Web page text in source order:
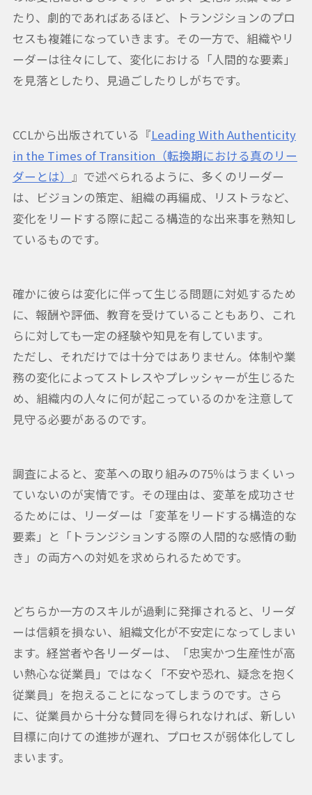
たり、劇的であればあるほど、トランジションのプロ
セスも複雑になっていきます。その一方で、組織やリ
ーダーは往々にして、変化における「人間的な要素」
を見落としたり、見過ごしたりしがちです。
CCLから出版されている『Leading With Authenticity
in the Times of Transition（転換期における真のリー
ダーとは） 』で述べられるように、多くのリーダー
は、ビジョンの策定、組織の再編成、リストラなど、
変化をリードする際に起こる構造的な出来事を熟知し
ているものです。
確かに彼らは変化に伴って生じる問題に対処するため
に、報酬や評価、教育を受けていることもあり、これ
らに対しても一定の経験や知見を有しています。
ただし、それだけでは十分ではありません。体制や業
務の変化によってストレスやプレッシャーが生じるた
め、組織内の人々に何が起こっているのかを注意して
見守る必要があるのです。
調査によると、変革への取り組みの75％はうまくいっ
ていないのが実情です。その理由は、変革を成功させ
るためには、リーダーは「変革をリードする構造的な
要素」と「トランジションする際の人間的な感情の動
き」の両方への対処を求められるためです。
どちらか一方のスキルが過剰に発揮されると、リーダ
ーは信頼を損ない、組織文化が不安定になってしまい
ます。経営者や各リーダーは、「忠実かつ生産性が高
い熱心な従業員」ではなく「不安や恐れ、疑念を抱く
従業員」を抱えることになってしまうのです。さら
に、従業員から十分な賛同を得られなければ、新しい
目標に向けての進捗が遅れ、プロセスが弱体化してし
まいます。